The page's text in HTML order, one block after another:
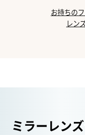
お持ちの
レン
ミラーレン